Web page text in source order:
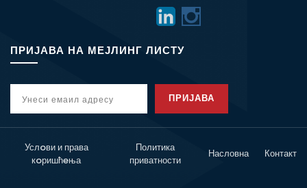
ПРИЈАВА НА МЕЈЛИНГ ЛИСТУ
ПРИЈАВА
Услoви и права
кoришћeња
Политика
приватности
Насловна Контакт